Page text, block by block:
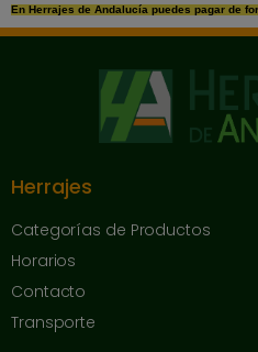
En Herrajes de Andalucía puedes pagar de
Herrajes
Categorías de Productos
Horarios
Contacto
Transporte